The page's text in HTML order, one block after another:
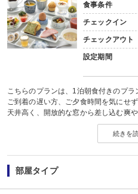
食事条件
チェックイン
チェックアウト
設定期間
こちらのプランは、1泊朝食付きのプラ
ご到着の遅い方、ご夕食時間を気にせ
天井高く、開放的な窓から差し込む爽
地産地消にこだわった食材選びから調
ご夕食の追加を希望される方は事前の
お席の状況により、ご希望に添えない
＜食事会場＞
心の豊かさを実感できる、そんな場に
時間を超えた古き良き時代の流れに包
続きを
部屋タイプ